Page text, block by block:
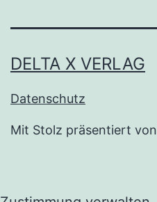
DELTA X VERLAG
Datenschutz
Mit Stolz präsentiert von